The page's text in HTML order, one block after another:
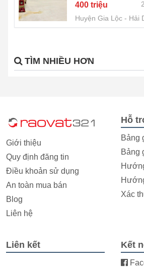
400 triệu
Huyện Gia Lộc
Hải
TÌM NHIỀU HƠN
Giới thiệu
Quy định đăng tin
Điều khoản sử dụng
An toàn mua bán
Blog
Liên hệ
Hỗ
Bảng
Bảng
Xác
Liên kết Kết